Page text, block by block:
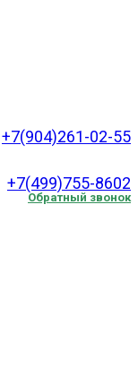
+7(904)261-02-55
+7(499)755-8602
Обратный звонок